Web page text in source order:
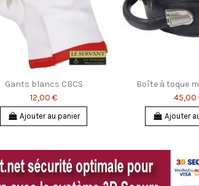
Gants blancs CBCS
12,00 €
Ajouter au panier
Boîte à toque
45,00
Ajouter